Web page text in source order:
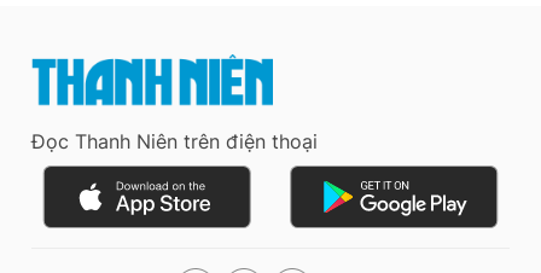
Đọc Thanh Niên trên điện thoại